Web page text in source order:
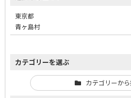
東京都
青ヶ島村
カテゴリーを選ぶ
カテゴリーか